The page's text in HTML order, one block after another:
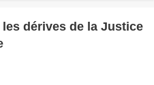
dérives de la Justice